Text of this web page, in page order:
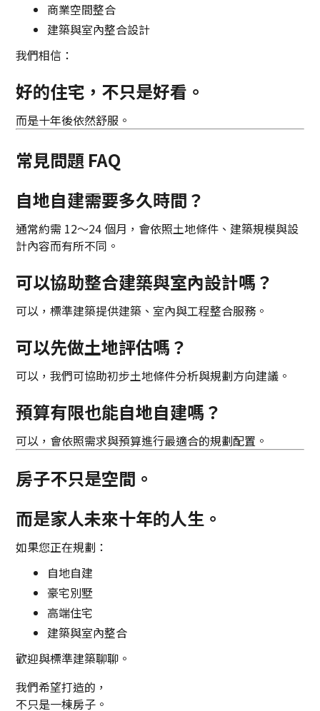
商業空間整合
建築與室內整合設計
我們相信：
好的住宅，不只是好看。
而是十年後依然舒服。
常見問題 FAQ
自地自建需要多久時間？
通常約需 12～24 個月，會依照土地條件、建築規模與設
計內容而有所不同。
可以協助整合建築與室內設計嗎？
可以，標準建築提供建築、室內與工程整合服務。
可以先做土地評估嗎？
可以，我們可協助初步土地條件分析與規劃方向建議。
預算有限也能自地自建嗎？
可以，會依照需求與預算進行最適合的規劃配置。
房子不只是空間。
而是家人未來十年的人生。
如果您正在規劃：
自地自建
豪宅別墅
高端住宅
建築與室內整合
歡迎與標準建築聊聊。
我們希望打造的，
不只是一棟房子。